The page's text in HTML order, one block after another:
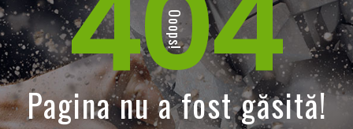
Ooops!
Pagina nu a fost găsită!